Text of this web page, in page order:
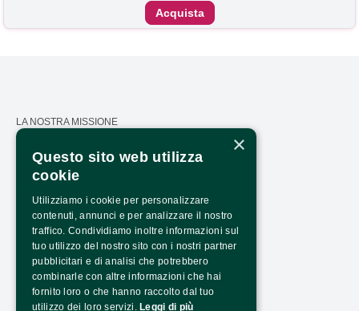
Acquista
LA NOSTRA MISSIONE
PRESS AREA
TRASPARENZA
PTRASPARENZA NRR - NEXTGENERATIONEU
COME ARRIVARE
ORARI E COSTI
×
Questo sito web utilizza
cookie
Utilizziamo i cookie per personalizzare
contenuti, annunci e per analizzare il nostro
traffico. Condividiamo inoltre informazioni sul
tuo utilizzo del nostro sito con i nostri partner
pubblicitari e di analisi che potrebbero
combinarle con altre informazioni che hai
fornito loro o che hanno raccolto dal tuo
utilizzo dei loro servizi. Leggi di più